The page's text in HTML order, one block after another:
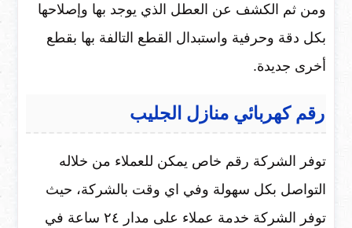
ومن ثم الكشف عن العطل الذي يوجد بها وإصلاحها
بكل دقة وحرفية واستبدال القطع التالفة بها بقطع
أخرى جديدة.
رقم كهربائي منازل الجليب
توفر الشركة رقم خاص يمكن للعملاء من خلاله
التواصل بكل سهولة وفي اي وقت بالشركة، حيث
توفر الشركة خدمة عملاء على مدار ٢٤ ساعة في